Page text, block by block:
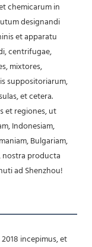
chemicarum in
designandi
et apparatu
centrifugae,
mixtores,
suppositoriarum,
et cetera.
et regiones, ut
Indonesiam,
Bulgariam,
nostra producta
ad Shenzhou!